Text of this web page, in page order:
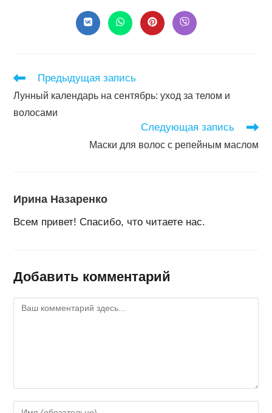
Открывается
в
Открывается
в
Открывается
в
Открывается
в
Читать
статьи
Предыдущая запись
Лунный календарь на сентябрь: уход за телом и
волосами
Следующая запись
Маски для волос с репейным маслом
Ирина Назаренко
Всем привет! Спасибо, что читаете нас.
Добавить комментарий
Комментарий
Введите